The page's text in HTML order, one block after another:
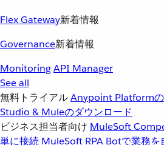
Flex Gateway新着情報
Governance新着情報
MonitoringAPI Manager
See all
無料トライアルAnypoint Platformの
Studio & Muleのダウンロード
ビジネス担当者向け MuleSoft
単に接続 MuleSoft RPA Botで業務を